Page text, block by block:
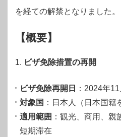
を経ての解禁となりました。
【概要】
1. ビザ免除措置の再開
ビザ免除再開日
：2024年
対象国 ：日本人（日本国籍
適用範囲 ：観光、商用、
短期滞在